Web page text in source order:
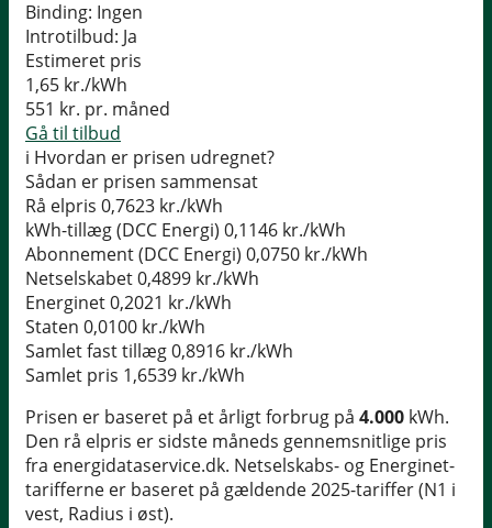
Binding: Ingen
Introtilbud: Ja
Estimeret pris
1,65 kr./kWh
551 kr. pr. måned
Gå til tilbud
i Hvordan er prisen udregnet?
Sådan er prisen sammensat
Rå elpris 0,7623 kr./kWh
kWh-tillæg (DCC Energi) 0,1146 kr./kWh
Abonnement (DCC Energi) 0,0750 kr./kWh
Netselskabet0,4899 kr./kWh
Energinet0,2021 kr./kWh
Staten 0,0100 kr./kWh
Samlet fast tillæg0,8916 kr./kWh
Samlet pris 1,6539 kr./kWh
Prisen er baseret på et årligt forbrug på 4.000 kWh.
Den rå elpris er sidste måneds gennemsnitlige pris
fra energidataservice.dk. Netselskabs- og Energinet-
tarifferne er baseret på gældende 2025-tariffer (N1 i
vest, Radius i øst).